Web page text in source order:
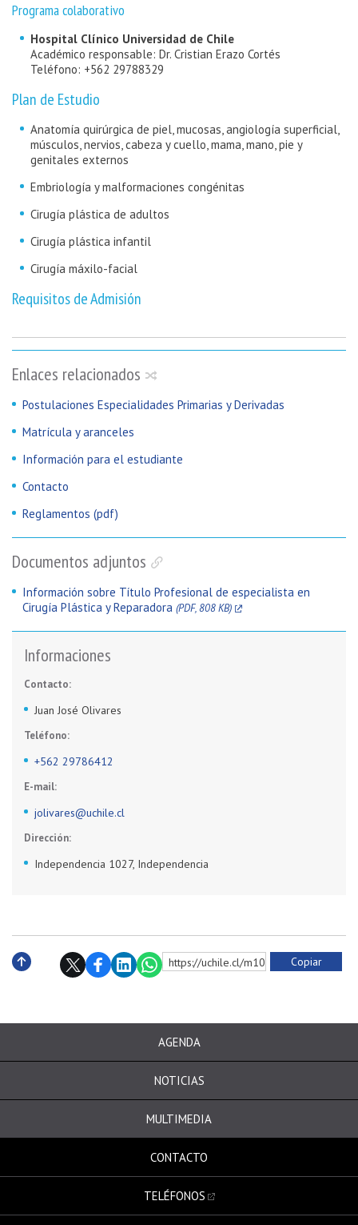
Enlaces relacionados
Postulaciones Especialidades Primarias y Derivadas
Matrícula y aranceles
Información para el estudiante
Contacto
Reglamentos (pdf)
Documentos adjuntos
Información sobre Título Profesional de especialista en
Cirugía Plástica y Reparadora (PDF, 808 KB)
Informaciones
Contacto:
Juan José Olivares
Teléfono:
+562 29786412
E-mail:
jolivares@uchile.cl
Dirección:
Independencia 1027, Independencia
Programa colaborativo
Hospital Clínico Universidad de Chile
Académico responsable: Dr. Cristian Erazo Cortés
Teléfono: +562 29788329
Plan de Estudio
Anatomía quirúrgica de piel, mucosas, angiología superficial,
músculos, nervios, cabeza y cuello, mama, mano, pie y
genitales externos
Embriología y malformaciones congénitas
Cirugía plástica de adultos
Cirugía plástica infantil
Cirugía máxilo-facial
Requisitos de Admisión
https://uchile.cl/m10048 Copiar
AGENDA
NOTICIAS
MULTIMEDIA
CONTACTO
TELÉFONOS